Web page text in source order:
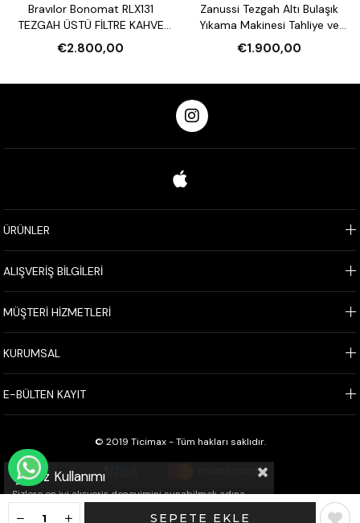
Bravılor Bonomat RLX131
TEZGAH ÜSTÜ FİLTRE KAHVE
MAKİNESİ VE SU ISITICI
€2.800,00
Zanussi Tezgah Altı Bulaşık
Yıkama Makinesi Tahliye ve
Parlatıcı Pompalı
€1.900,00
ÜRÜNLER
ALIŞVERİŞ BİLGİLERİ
MÜŞTERİ HİZMETLERİ
KURUMSAL
E-BÜLTEN KAYIT
© 2019 Ticimax - Tüm hakları saklıdır.
Çerez Kullanımı
Sizlere en iyi alışveriş deneyimini sunabilmek adına